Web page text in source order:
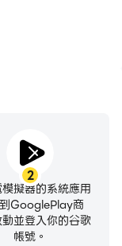
2
擬器的系統應用
GooglePlay商
並登入你的谷歌
帳號。